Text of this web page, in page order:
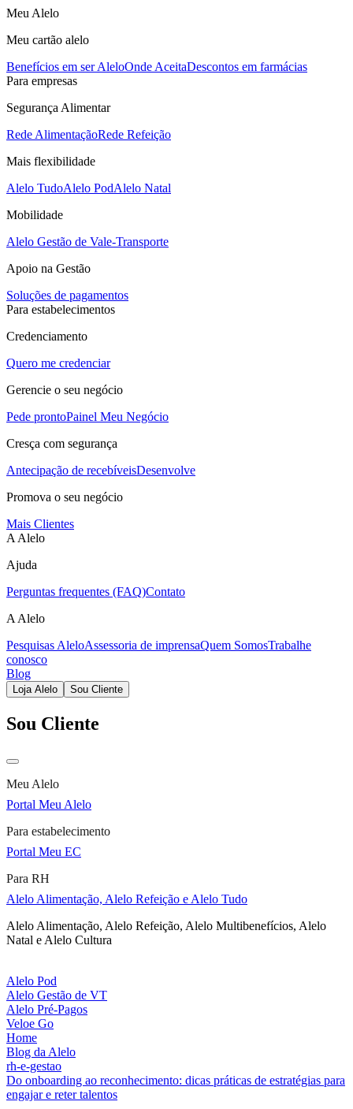
Meu Alelo
Meu cartão alelo
Benefícios em ser AleloOnde AceitaDescontos em farmácias
Para empresas
Segurança Alimentar
Rede AlimentaçãoRede Refeição
Mais flexibilidade
Alelo TudoAlelo PodAlelo Natal
Mobilidade
Alelo Gestão de Vale-Transporte
Apoio na Gestão
Soluções de pagamentos
Para estabelecimentos
Credenciamento
Quero me credenciar
Gerencie o seu negócio
Pede prontoPainel Meu Negócio
Cresça com segurança
Antecipação de recebíveisDesenvolve
Promova o seu negócio
Mais Clientes
A Alelo
Ajuda
Perguntas frequentes (FAQ)Contato
A Alelo
Pesquisas AleloAssessoria de imprensaQuem SomosTrabalhe
conosco
Blog
Loja Alelo Sou Cliente
Sou Cliente
Meu Alelo
Portal Meu Alelo
Para estabelecimento
Portal Meu EC
Para RH
Alelo Alimentação, Alelo Refeição e Alelo Tudo
Alelo Alimentação, Alelo Refeição, Alelo Multibenefícios, Alelo
Natal e Alelo Cultura
Alelo Pod
Alelo Gestão de VT
Alelo Pré-Pagos
Veloe Go
Home
Blog da Alelo
rh-e-gestao
Do onboarding ao reconhecimento: dicas práticas de estratégias para
engajar e reter talentos